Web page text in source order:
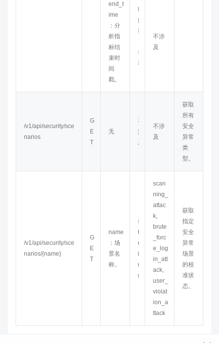
end_t
ime
：分
析指
标结
束时
间
戳。
时
间
戳
毫
秒
不涉
及
/v1/api/security/sce
narios
G
E
T
无
不
涉
及
不涉
及
获取
所有
安全
异常
类
型。
/v1/api/security/sce
narios/{name}
G
E
T
name
：场
景名
称。
s
t
r
i
n
g
scan
ning_
attac
k,
brute
_forc
e_log
in_att
ack,
user_
violat
ion_a
ttack
获取
指定
安全
异常
场景
的校
准状
态。